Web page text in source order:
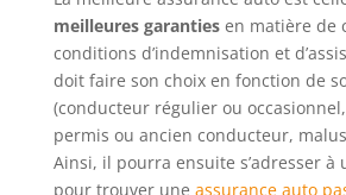
meilleures garantiesen matière de
conditions d’indemnisation et
doit faire son choix en fonction de
(conducteur régulier ou
permis ou ancien conducteur,
Ainsi, il pourra ensuite s’adresser à
pour trouver une assurance auto